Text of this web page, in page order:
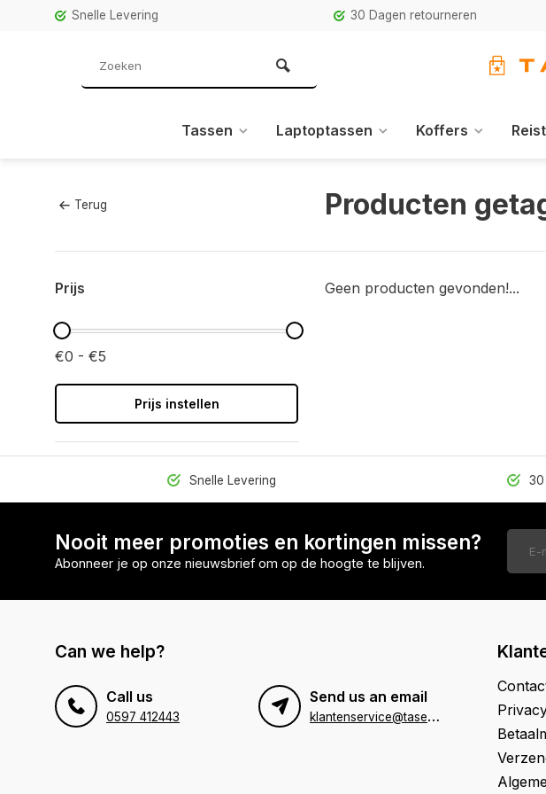
Snelle Levering 30 Dagen retourneren
Tassen Laptoptassen Koffers
Terug Producten
Prijs
€0 - €5
Prijs instellen
Geen producten gevonden!...
Snelle Levering 30
Nooit meer promoties en kortingen missen?
Abonneer je op onze nieuwsbrief om op de hoogte te blijven.
Can we help?
Call us
0597 412443
Send us an email
k
lantenservice@tasenik.nl